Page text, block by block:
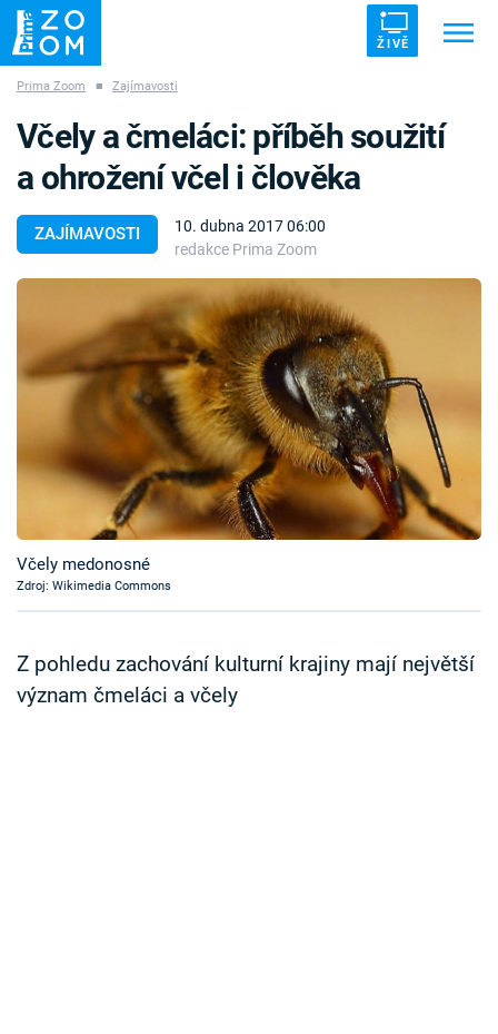
ŽIVĚ
ZÁHADY VETŘELCI DÁVNOVĚKU
Témata
Pořady
TV Program
Časopis
Sledujte prima+
Prima Zoom ■ Zajímavosti
ZAJÍMAVOSTI
10. dubna 2017 06:00
redakce Prima Zoom
Včely a čmeláci: příběh soužití
a ohrožení včel i člověka
Včely medonosné
Zdroj: Wikimedia Commons
Z pohledu zachování kulturní krajiny mají největší
význam čmeláci a včely